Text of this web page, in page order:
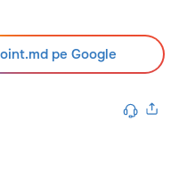
pe Google